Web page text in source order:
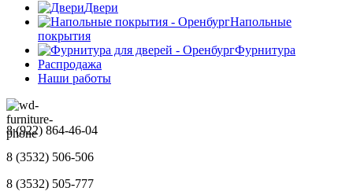
Двери
Напольные
покрытия
Фурнитура
Распродажа
Наши работы
8 (922) 864-46-04
8 (3532) 506-506
8 (3532) 505-777